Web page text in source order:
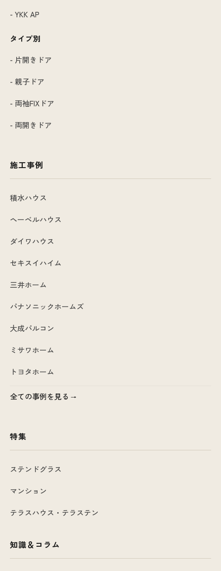
- YKK AP
タイプ別
- 片開きドア
- 親子ドア
- 両袖FIXドア
- 両開きドア
施工事例
積水ハウス
ヘーベルハウス
ダイワハウス
セキスイハイム
三井ホーム
パナソニックホームズ
大成パルコン
ミサワホーム
トヨタホーム
全ての事例を見る
特集
ステンドグラス
マンション
テラスハウス・テラステン
知識＆コラム